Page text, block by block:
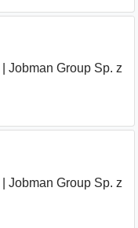
Jobman Group Sp. z
Jobman Group Sp. z